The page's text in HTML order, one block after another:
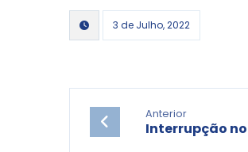
3 de Julho, 2022
Anterior
Interrupção